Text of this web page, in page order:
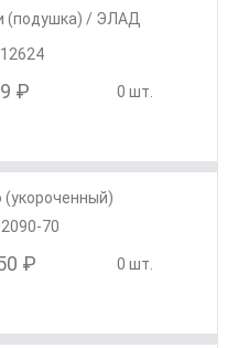
(подушка) / ЭЛАД
₽ 0 шт.
70
₽ 0 шт.